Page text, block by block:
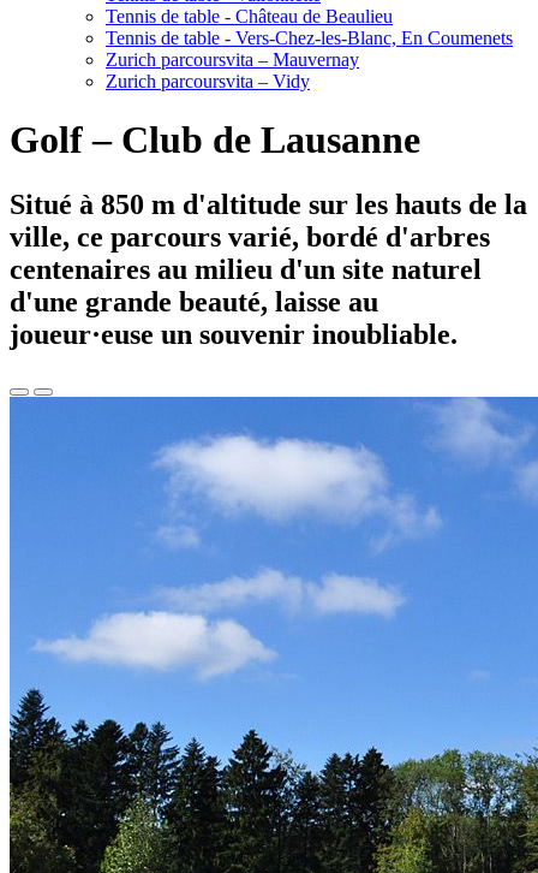
Tennis de table - Château de Beaulieu
Tennis de table - Vers-Chez-les-Blanc, En Coumenets
Zurich parcoursvita – Mauvernay
Zurich parcoursvita – Vidy
Golf – Club de Lausanne
Situé à 850 m d'altitude sur les hauts de la
ville, ce parcours varié, bordé d'arbres
centenaires au milieu d'un site naturel
d'une grande beauté, laisse au
joueur·euse un souvenir inoubliable.